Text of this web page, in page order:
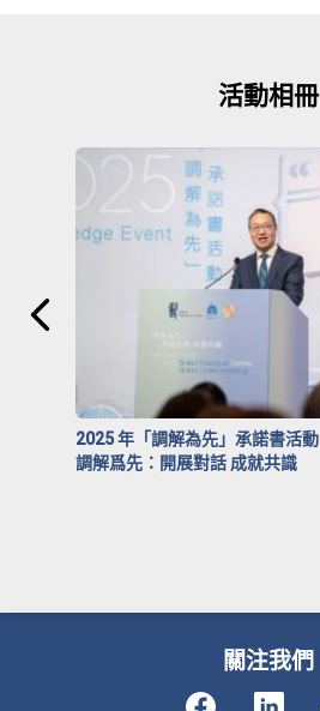
活動相冊
2025 年「調解為先」承諾書活動
調解爲先：開展對話 成就共識
關注我們